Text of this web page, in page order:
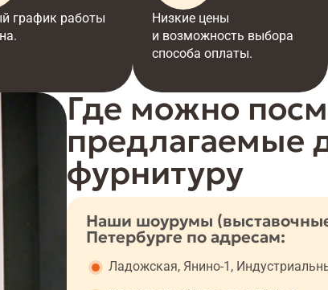
график работы
Низкие цены
и возможность выбора
способа оплаты.
Где можно
предлагаемые
фурнитуру
Наши шоурумы
Петербурге по адресам:
Ладожская, Янино-1,